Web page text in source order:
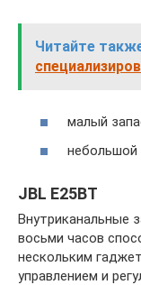
Читайте
малый
небольшой
JBL E25BT
Внутриканальные
восьми часов
нескольким
управлением и